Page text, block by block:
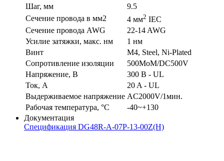
Шаг, мм
9.5
Сечение провода в мм2
4 мм2 IEC
Сечение провода AWG
22-14 AWG
Усилие затяжки, макс. нм
1 нм
Винт
M4, Steel, Ni-Plated
Сопротивление изоляции
500MoM/DC500V
Напряжение, В
300 В - UL
Ток, А
20 A - UL
Выдерживаемое напряжение AC2000V/1мин.
Рабочая температура, °C
-40~+130
Документация
Спецификация DG48R-A-07P-13-00Z(H)